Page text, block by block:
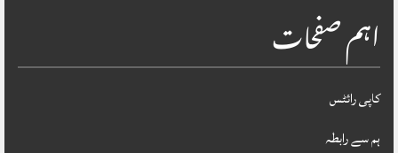
اہم صفحات
کاپی رائٹس
ہم سے رابطہ